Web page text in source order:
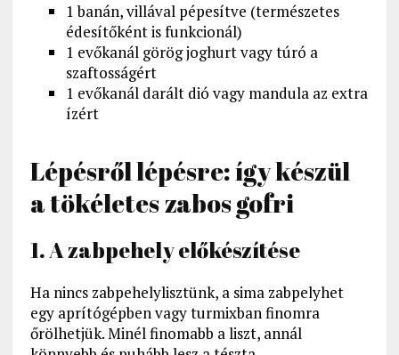
1 banán, villával pépesítve (természetes
édesítőként is funkcionál)
1 evőkanál görög joghurt vagy túró a
szaftosságért
1 evőkanál darált dió vagy mandula az extra
ízért
Lépésről lépésre: így készül
a tökéletes zabos gofri
1. A zabpehely előkészítése
Ha nincs zabpehelylisztünk, a sima zabpelyhet
egy aprítógépben vagy turmixban finomra
őrölhetjük. Minél finomabb a liszt, annál